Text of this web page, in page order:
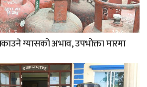
ग्यासको अभाव, उपभोक्ता मारमा